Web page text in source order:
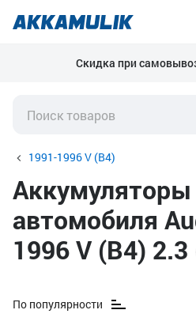
Скидка при
1991-1996 V (B4)
автомобиля
1996 V (B4)
По популярности